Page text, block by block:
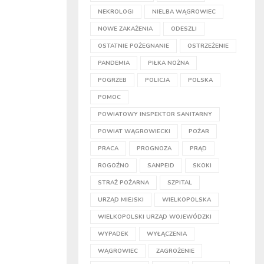
NEKROLOGI NIELBA WĄGROWIEC
NOWE ZAKAŻENIA ODESZLI
OSTATNIE POŻEGNANIE OSTRZEŻENIE
PANDEMIA PIŁKA NOŻNA
POGRZEB POLICJA POLSKA
POMOC
POWIATOWY INSPEKTOR SANITARNY
POWIAT WĄGROWIECKI POŻAR
PRACA PROGNOZA PRĄD
ROGOŹNO SANPEID SKOKI
STRAŻ POŻARNA SZPITAL
URZĄD MIEJSKI WIELKOPOLSKA
WIELKOPOLSKI URZĄD WOJEWÓDZKI
WYPADEK WYŁĄCZENIA
WĄGROWIEC ZAGROŻENIE